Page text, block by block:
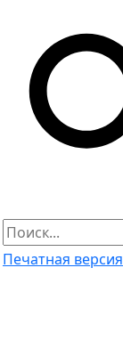
Печатная версия